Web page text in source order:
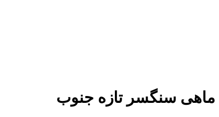
ماهی سنگسر تازه جنوب